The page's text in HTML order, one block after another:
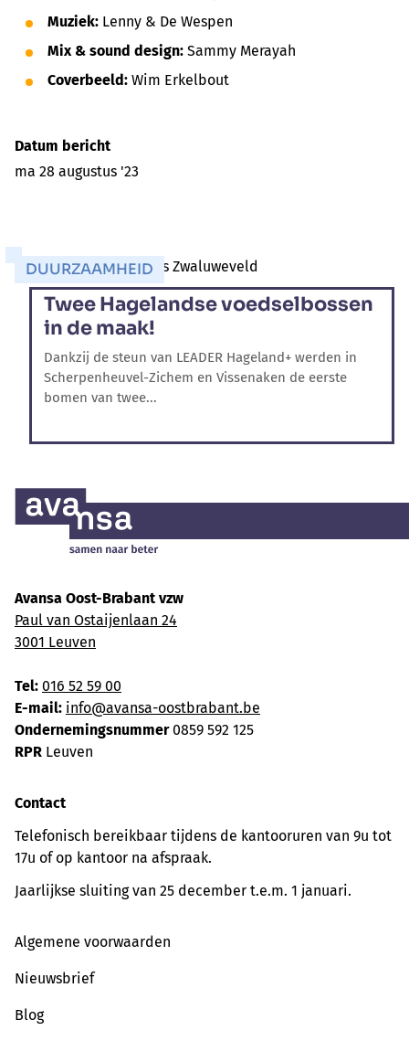
Muziek: Lenny & De Wespen
Mix & sound design: Sammy Merayah
Coverbeeld: Wim Erkelbout
Datum bericht
ma 28 augustus '23
DUURZAAMHEID
Twee Hagelandse voedselbossen
in de maak!
Dankzij de steun van LEADER Hageland+ werden in
Scherpenheuvel-Zichem en Vissenaken de eerste
bomen van twee...
Avansa Oost-Brabant vzw
Paul van Ostaijenlaan 24
3001 Leuven
Tel: 016 52 59 00
E-mail: info@avansa-oostbrabant.be
Ondernemingsnummer0859 592 125
RPR Leuven
Contact
Telefonisch bereikbaar tijdens de kantooruren van 9u tot
17u of op kantoor na afspraak.
Jaarlijkse sluiting van 25 december t.e.m. 1 januari.
Algemene voorwaarden
Nieuwsbrief
Blog